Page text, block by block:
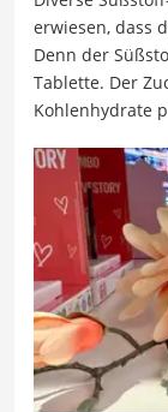
erwiesen, dass
Denn der
Tablette. Der
Kohlenhydrate